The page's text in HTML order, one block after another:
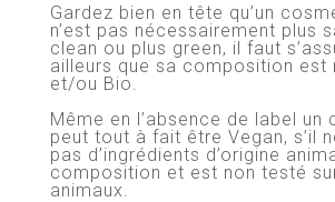
Gardez bien en tête qu’un
n’est pas nécessairement plus
clean ou plus green, il faut
ailleurs que sa composition est
et/ou Bio.
Même en l’absence de label un
peut tout à fait être Vegan, s’il
pas d’ingrédients d’origine
composition et est non testé
animaux.